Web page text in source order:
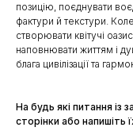
позицію, поєднувати
фактури й текстури.
створювати квітучі
наповнювати життям і
блага цивілізації та
На будь які питання із
сторінки або напишіть